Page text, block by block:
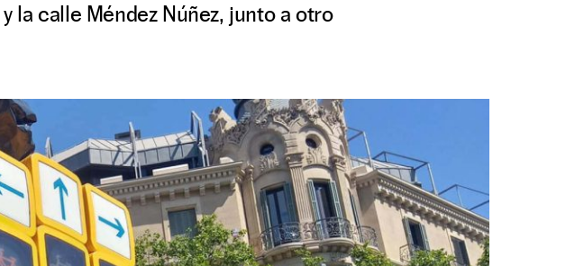
la calle Méndez Núñez, junto a otro